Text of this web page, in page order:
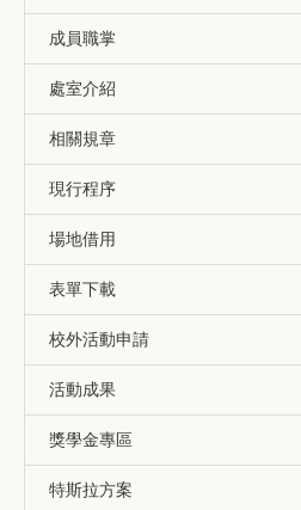
成員職掌
處室介紹
相關規章
現行程序
場地借用
表單下載
校外活動申請
活動成果
獎學金專區
特斯拉方案